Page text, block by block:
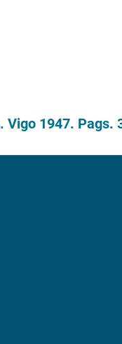
. Vigo 1947. Pags.